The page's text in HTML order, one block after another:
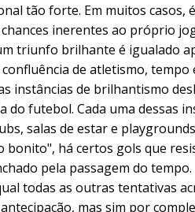
tão forte. Em muitos casos,
inerentes ao próprio
triunfo brilhante é igualado
de atletismo, tempo
instâncias de brilhantismo
do futebol. Cada uma dessas
salas de estar e
bonito", há certos gols que
pela passagem do
todas as outras tentativas
mas sim por